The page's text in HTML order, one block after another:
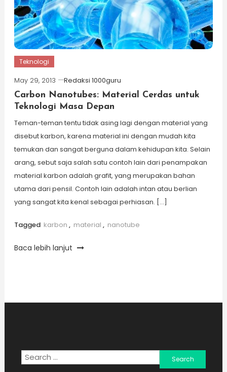
Teknologi
May 29, 2013
Redaksi 1000guru
Carbon Nanotubes: Material Cerdas untuk
Teknologi Masa Depan
Teman-teman tentu tidak asing lagi dengan material yang
disebut karbon, karena material ini dengan mudah kita
temukan dan sangat berguna dalam kehidupan kita. Selain
arang, sebut saja salah satu contoh lain dari penampakan
material karbon adalah grafit, yang merupakan bahan
utama dari pensil. Contoh lain adalah intan atau berlian
yang sangat kita kenal sebagai perhiasan. […]
Tagged karbon , material , nanotube
Baca lebih lanjut
Search